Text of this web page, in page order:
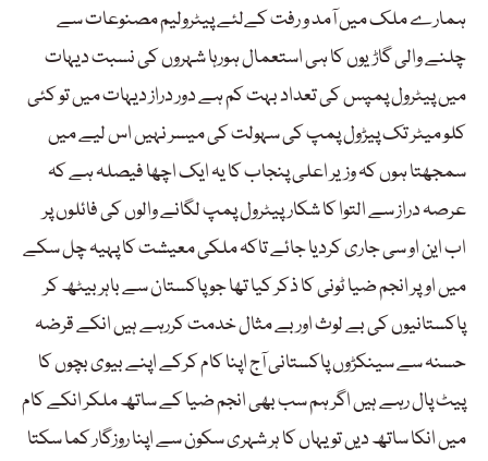
ہمارے ملک میں آمد و رفت کےلئے پیٹرولیم مصنوعات سے
چلنے والی گاڑیوں کا ہی استعمال ہورہا شہروں کی نسبت دیہات
میں پیٹرول پمپس کی تعداد بہت کم ہے دور دراز دیہات میں تو کئی
کلو میٹر تک پیڑول پمپ کی سہولت کی میسر نہیں اس لیے میں
سمجھتا ہوں کہ وزیر اعلی پنجاب کا یہ ایک اچھا فیصلہ ہے کہ
عرصہ دراز سے التوا کا شکارپیٹرول پمپ لگانے والوں کی فائلوں پر
اب این او سی جاری کردیا جائے تاکہ ملکی معیشت کا پہیہ چل سکے
میں اوپر انجم ضیا ٹونی کا ذکر کیا تھا جو پاکستان سے باہر بیٹھ کر
پاکستانیوں کی بے لوث اور بے مثال خدمت کررہے ہیں انکے قرضہ
حسنہ سے سینکڑوں پاکستانی آج اپنا کام کرکے اپنے بیوی بچوں کا
پیٹ پال رہے ہیں اگر ہم سب بھی انجم ضیا کے ساتھ ملکر انکے کام
میں انکا ساتھ دیں تو یہاں کا ہر شہری سکون سے اپنا روزگار کما سکتا